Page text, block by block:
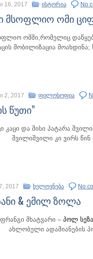
16, 2017 ისტორია No
მსოფლიო ომი
ომში,რომელიც
მობილიზაცია
2, 2017 ფილოსოფია
წუთი”
კაცი და მისი პატარა
შვილიშვილი კი ვირს წინ
2017 ხელოვნება No
& ემილ ზოლა
მხატვარი – პოლ
ახლობელი ადამიანების